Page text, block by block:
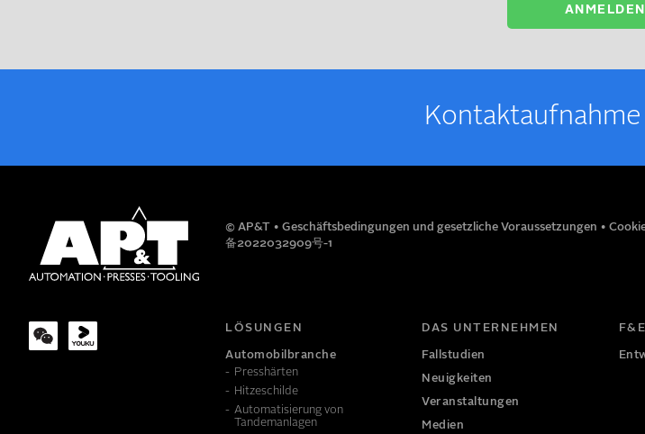
Kontakt­­aufnahme
© AP&T Geschäftsbedingungen und gesetzliche Voraussetzungen •
备2022032909号-1
LÖSUNGEN
Automobilbranche
Presshärten
Hitzeschilde
Automatisierung von
Tandemanlagen
DAS UNTERNEHMEN
Fallstudien
Neuigkeiten
Veranstaltungen
Medien
F&E